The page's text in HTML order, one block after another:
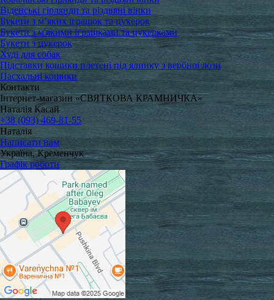
Віденські гірлянди та різдвяні вінки
Букети з м’яких іграшок та цукерок
Букети з м'якими іграшками та цукерками
Букети з цукерок
Худі для собак
Підставки кошики плетені під ялинку з вербної лози
Пасхальні кошики
Контакти
Інтернет-магазин «СВЯТКОВА КРАМНИЧКА»
Наталія Касай
+38 (093) 469-81-55
Наталія
Написати нам
Україна, Кременчук
Графік роботи